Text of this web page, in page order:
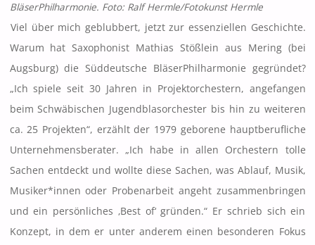
BläserPhilharmonie. Foto: Ralf Hermle/Fotokunst Hermle
Viel über mich geblubbert, jetzt zur essenziellen Geschichte.
Warum hat Saxophonist Mathias Stößlein aus Mering (bei
Augsburg) die Süddeutsche BläserPhilharmonie gegründet?
„Ich spiele seit 30 Jahren in Projektorchestern, angefangen
beim Schwäbischen Jugendblasorchester bis hin zu weiteren
ca. 25 Projekten“, erzählt der 1979 geborene hauptberufliche
Unternehmensberater. „Ich habe in allen Orchestern tolle
Sachen entdeckt und wollte diese Sachen, was Ablauf, Musik,
Musiker*innen oder Probenarbeit angeht zusammenbringen
und ein persönliches ‚Best of‘ gründen.“ Er schrieb sich ein
Konzept, in dem er unter anderem einen besonderen Fokus